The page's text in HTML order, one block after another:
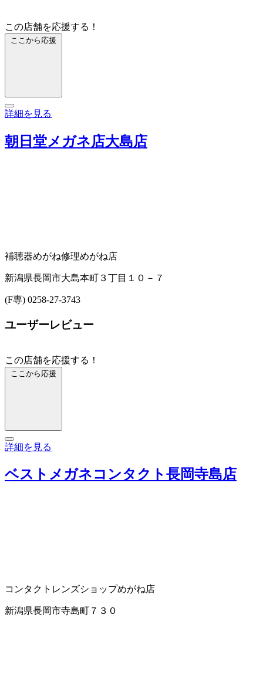
この店舗を応援する！
ここから応援
詳細を見る
朝日堂メガネ店大島店
補聴器めがね修理めがね店
新潟県長岡市大島本町３丁目１０－７
(F専) 0258-27-3743
ユーザーレビュー
この店舗を応援する！
ここから応援
詳細を見る
ベストメガネコンタクト長岡寺島店
コンタクトレンズショップめがね店
新潟県長岡市寺島町７３０